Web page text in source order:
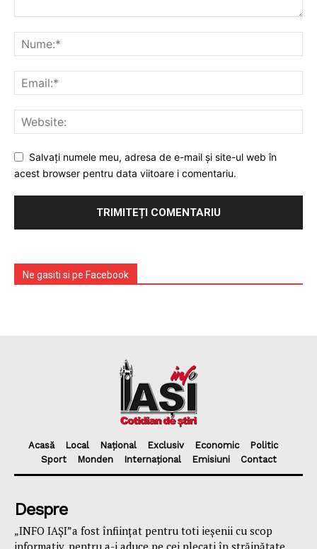
Salvați numele meu, adresa de e-mail și site-ul web în
acest browser pentru data viitoare i comentariu.
Ne gasiti si pe Facebook
Acasă Local Național Exclusiv Economic
Politic
Sport
Monden Internațional Emisiuni Contact
Despre
„INFO IAȘI”a fost înfiinţat pentru toti ieşenii cu scop
informativ, pentru a-i aduce pe cei plecaţi în străinătate